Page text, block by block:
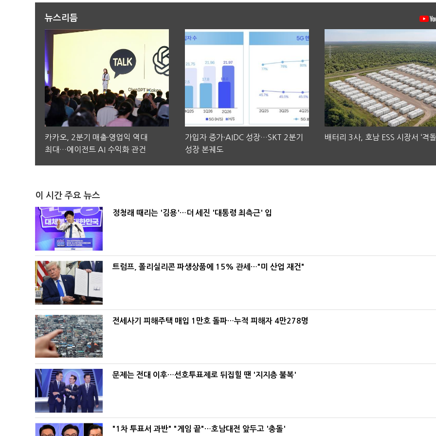
뉴스리듬
카카오, 2분기 매출·영업익 역대
최대…에이전트 AI 수익화 관건
가입자 증가·AIDC 성장…SKT 2분기
성장 본궤도
배터리 3사, 호남 ESS 시장서 ‘격돌
이 시간 주요 뉴스
정청래 때리는 '김용'…더 세진 '대통령 최측근' 입
트럼프, 폴리실리콘 파생상품에 15% 관세…"미 산업 재건"
전세사기 피해주택 매입 1만호 돌파…누적 피해자 4만278명
문제는 전대 이후…선호투표제로 뒤집힐 땐 '지지층 불복'
"1차 투표서 과반" "게임 끝"…호남대전 앞두고 '충돌'